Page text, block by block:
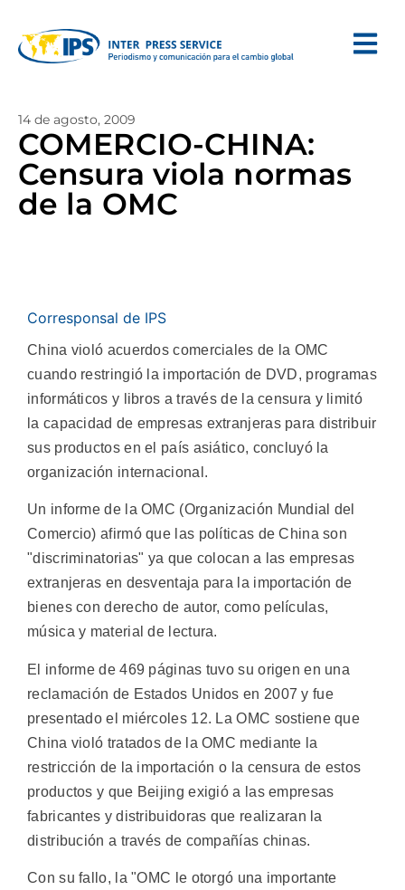
14 de agosto, 2009
COMERCIO-CHINA:
Censura viola normas
de la OMC
Corresponsal de IPS
China violó acuerdos comerciales de la OMC
cuando restringió la importación de DVD, programas
informáticos y libros a través de la censura y limitó
la capacidad de empresas extranjeras para distribuir
sus productos en el país asiático, concluyó la
organización internacional.
Un informe de la OMC (Organización Mundial del
Comercio) afirmó que las políticas de China son
"discriminatorias" ya que colocan a las empresas
extranjeras en desventaja para la importación de
bienes con derecho de autor, como películas,
música y material de lectura.
El informe de 469 páginas tuvo su origen en una
reclamación de Estados Unidos en 2007 y fue
presentado el miércoles 12. La OMC sostiene que
China violó tratados de la OMC mediante la
restricción de la importación o la censura de estos
productos y que Beijing exigió a las empresas
fabricantes y distribuidoras que realizaran la
distribución a través de compañías chinas.
Con su fallo, la "OMC le otorgó una importante